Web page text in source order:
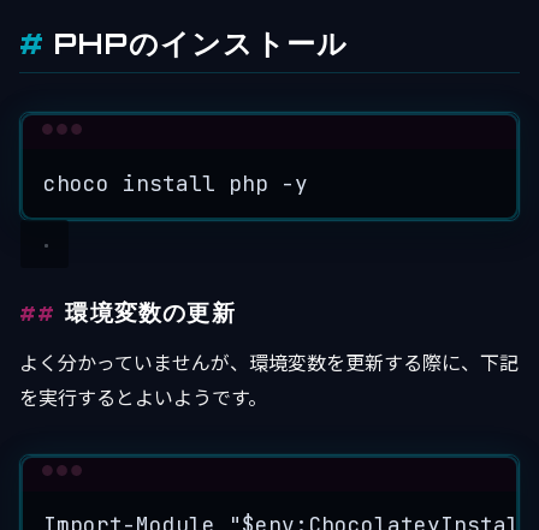
PHPのインストール
choco install php -y
環境変数の更新
よく分かっていませんが、環境変数を更新する際に、下記
を実行するとよいようです。